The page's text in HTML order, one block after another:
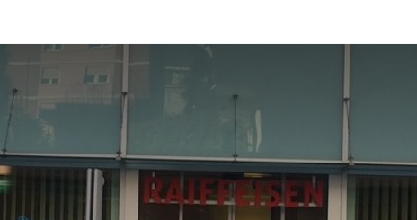
/ Raiffeisenbank